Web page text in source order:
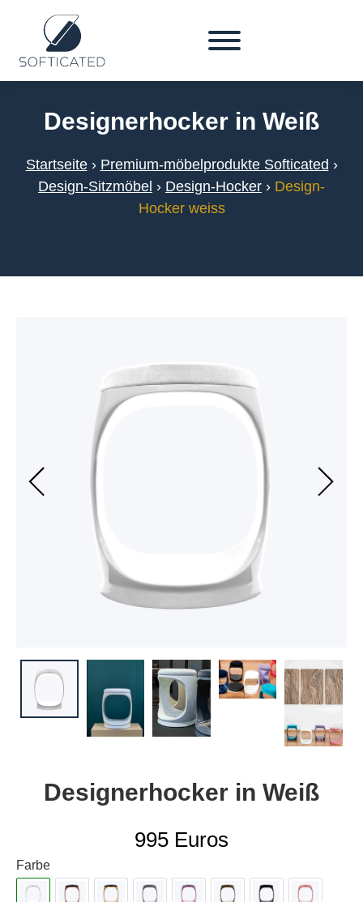
Designerhocker in Weiß
Startseite› Premium-möbelprodukte Softicated ›
Design-Sitzmöbel › Design-Hocker › Design-
Hocker weiss
Designerhocker in Weiß
995 Euros
Farbe